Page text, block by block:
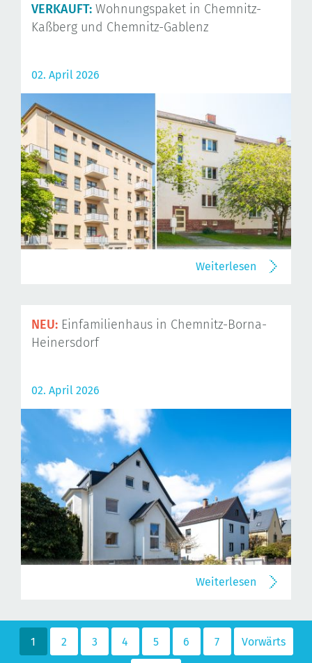
VERKAUFT: Wohnungspaket in Chemnitz-
Kaßberg und Chemnitz-Gablenz
02. April 2026
Weiterlesen
NEU: Einfamilienhaus in Chemnitz-Borna-
Heinersdorf
02. April 2026
Weiterlesen
1 2 3 4 5 6 7 Vorwärts